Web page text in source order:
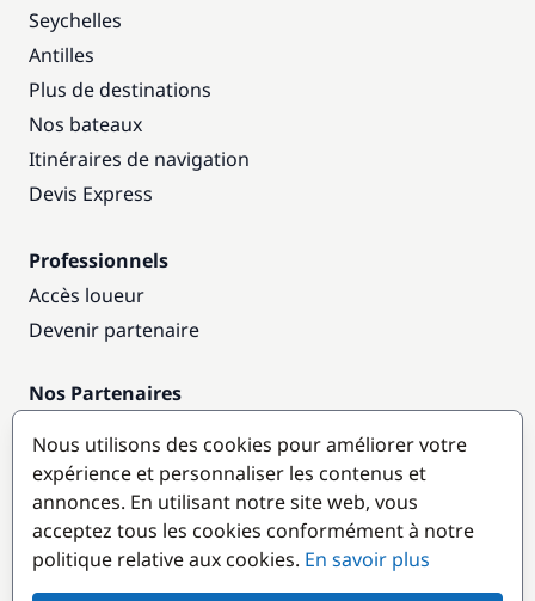
Seychelles
Antilles
Plus de destinations
Nos bateaux
Itinéraires de navigation
Devis Express
Professionnels
Accès loueur
Devenir partenaire
Nos Partenaires
Destinations populaires
Nous utilisons des cookies pour améliorer votre
expérience et personnaliser les contenus et
annonces. En utilisant notre site web, vous
acceptez tous les cookies conformément à notre
politique relative aux cookies. En savoir plus